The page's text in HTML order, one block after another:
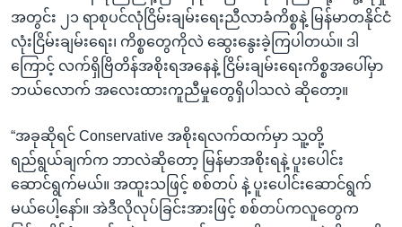
အတွင်း ၂၁ ရာစုပင်လုံငြိမ်းချမ်းရေးညီလာခံကိစ္စနဲ့ မြန်မာတနိုင်ငံ
လုံးငြိမ်းချမ်းရေး၊ ကိစ္စတွေကိုလဲ ဆွေးနွေးခဲ့ကြပါတယ်။ ဒါ
ကြောင့် လက်ရှိဗြိတိန်အစိုးရအနေနဲ့ ငြိမ်းချမ်းရေးကိစ္စအပေါ်မှာ
ဘယ်လောက် အလေးထားကူညီမှုတွေရှိပါသလဲ ဆိုတော့။
“အခုဆိုရင် Conservative အစိုးရလက်ထက်မှာ သူ့တို့
ရည်ရွယ်ချက်က ဘာလဲဆိုတော့ မြန်မာအစိုးရနဲ့ ပူးပေါင်း
ဆောင်ရွက်မယ်။ အထူးသဖြင့် စစ်တပ် နဲ့ ပူးပေါင်းဆောင်ရွက်
မယ်ပေါ့နော်။ အဲဒီလိုလုပ်ခြင်းအားဖြင့် စစ်တပ်ကလူတွေက